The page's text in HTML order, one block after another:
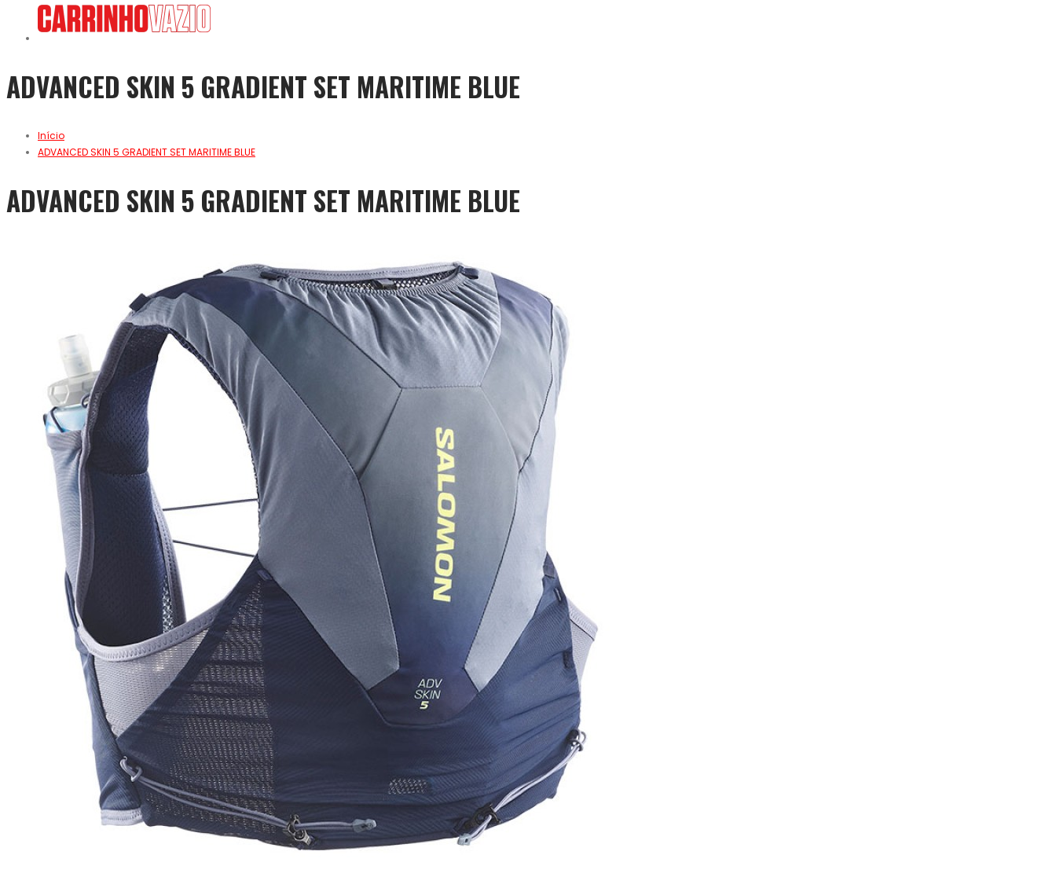
ADVANCED SKIN 5 GRADIENT SET MARITIME BLUE
Início
ADVANCED SKIN 5 GRADIENT SET MARITIME BLUE
ADVANCED SKIN 5 GRADIENT SET MARITIME BLUE